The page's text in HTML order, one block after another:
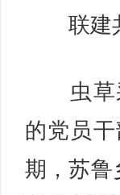
联建共
虫草采
的党员
期，苏鲁